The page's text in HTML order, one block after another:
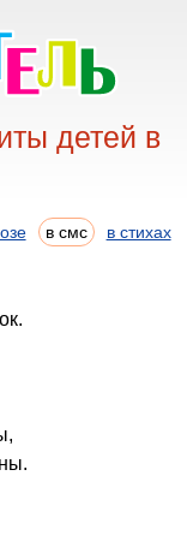
детей в
в смс в стихах